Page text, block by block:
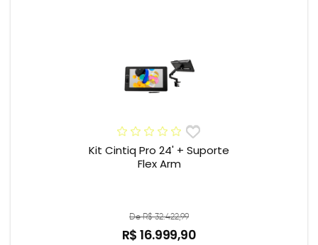
Kit Cintiq Pro 24' + Suporte
Flex Arm
De R$ 32.422,99
R$ 16.999,90